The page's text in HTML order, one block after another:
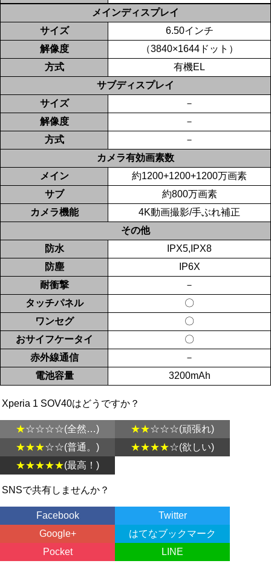
メインディスプレイ
サイズ
6.50インチ
解像度
（3840×1644ドット）
方式
有機EL
サブディスプレイ
サイズ
－
解像度
－
方式
－
カメラ有効画素数
メイン
約1200+1200+1200万画素
サブ
約800万画素
カメラ機能
4K動画撮影/手ぶれ補正
その他
防水
IPX5,IPX8
防塵
IP6X
耐衝撃
－
タッチパネル
〇
ワンセグ
〇
おサイフケータイ
〇
赤外線通信
－
電池容量
3200mAh
Xperia 1 SOV40はどうですか？
★☆☆☆☆(全然…) ★★☆☆☆(頑張れ)
★★★☆☆(普通。) ★★★★☆(欲しい)
★★★★★(最高！)
SNSで共有しませんか？
Facebook
Twitter
Google+
はてなブックマーク
Pocket
LINE